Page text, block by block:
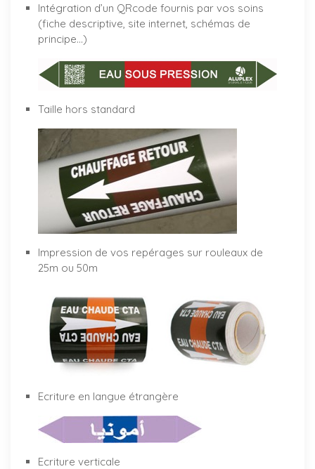
Intégration d’un QRcode fournis par vos soins
(fiche descriptive, site internet, schémas de
principe…)
Taille hors standard
Impression de vos repérages sur rouleaux de
25m ou 50m
Ecriture en langue étrangère
Ecriture verticale